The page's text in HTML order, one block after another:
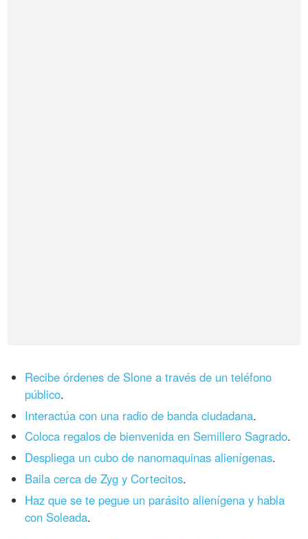
Recibe órdenes de Slone a través de un teléfono
público.
Interactúa con una radio de banda ciudadana.
Coloca regalos de bienvenida en Semillero Sagrado.
Despliega un cubo de nanomaquinas alienígenas.
Baila cerca de Zyg y Cortecitos.
Haz que se te pegue un parásito alienígena y habla
con Soleada.